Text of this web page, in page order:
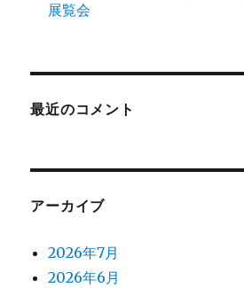
展覧会
最近のコメント
アーカイブ
2026年7月
2026年6月